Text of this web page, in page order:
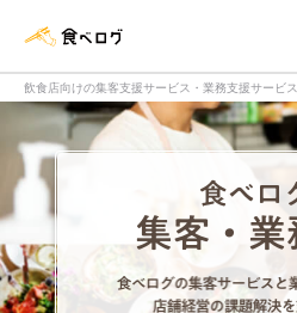
飲食店向けの集客支援サービス・業務支援サービス